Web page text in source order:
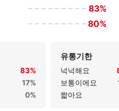
83%
80%
83%
17%
0%
유통기한
넉넉해요
보통이에요
짧아요